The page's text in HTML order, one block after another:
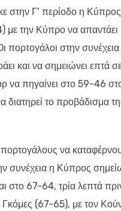
στην Γ’ περίοδο η
με την Κύπρο να
πορτογάλοι στην
και να σημειώνει επτά
πηγαίνει στο 59-46
το προβάδισμα
να
συνέχεια η Κύπρος
στο 67-64, τρία λεπτά
(67-65), με τον